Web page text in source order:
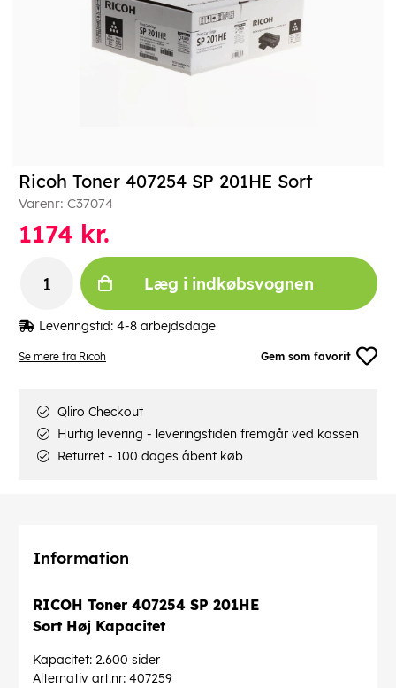
Se mere fra Ricoh Gem som favorit
Ricoh Toner 407254 SP 201HE Sort
Varenr: C37074
1174 kr.
Læg i indkøbsvognen
Leveringstid: 4-8 arbejdsdage
Qliro Checkout
Hurtig levering - leveringstiden fremgår ved kassen
Returret - 100 dages åbent køb
Information
RICOH Toner 407254 SP 201HE
Sort Høj Kapacitet
Kapacitet: 2.600 sider
Alternativ art.nr: 407259